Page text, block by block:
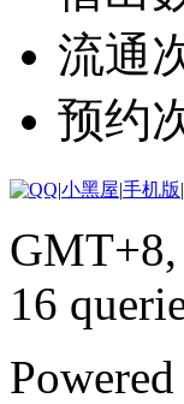
流通
预约
|小黑屋|手机版|
16